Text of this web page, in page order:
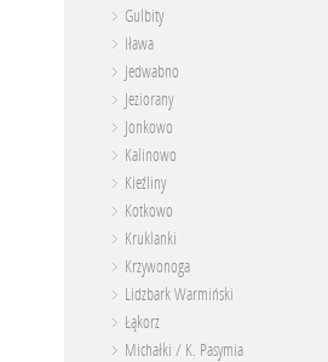
Gulbity
Iława
Jedwabno
Jeziorany
Jonkowo
Kalinowo
Kieźliny
Kotkowo
Kruklanki
Krzywonoga
Lidzbark Warmiński
Łąkorz
Michałki / K. Pasymia